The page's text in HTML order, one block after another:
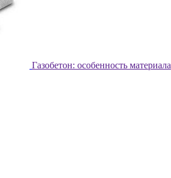
Газобетон: особенность материала